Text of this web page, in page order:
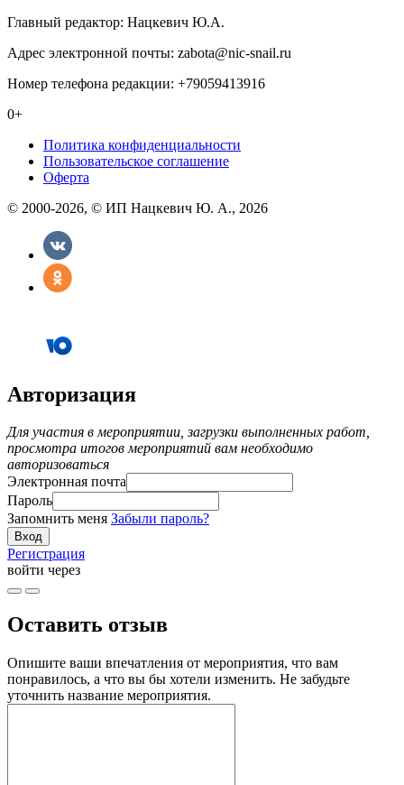
Главный редактор: Нацкевич Ю.А.
Адрес электронной почты: zabota@nic-snail.ru
Номер телефона редакции: +79059413916
0+
Политика конфиденциальности
Пользовательское соглашение
Оферта
© 2000-2026, © ИП Нацкевич Ю. А., 2026
Авторизация
Для участия в мероприятии, загрузки выполненных работ,
просмотра итогов мероприятий вам необходимо
авторизоваться
Электронная почта
Пароль
Запомнить меня Забыли пароль?
Регистрация
войти через
Оставить отзыв
Опишите ваши впечатления от мероприятия, что вам
понравилось, а что вы бы хотели изменить. Не забудьте
уточнить название мероприятия.